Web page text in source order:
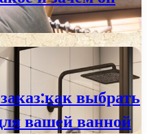
выбрать
вашей ванной